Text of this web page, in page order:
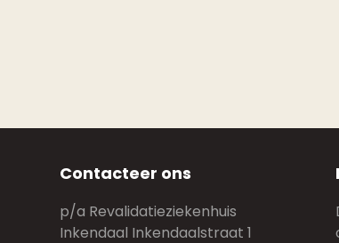
Contacteer ons
p/a Revalidatieziekenhuis
Inkendaal Inkendaalstraat 1